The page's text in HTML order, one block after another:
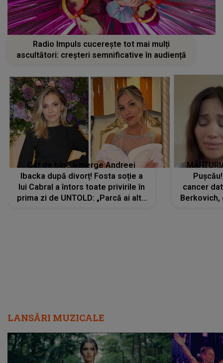
Radio Impuls cucerește tot mai mulți
ascultători: creșteri semnificative în audiență
Cât de bine îi merge Andreei
Ibacka după divorț! Fosta soție a
lui Cabral a întors toate privirile în
prima zi de UNTOLD: „Parcă ai altă
cancer
Berkovich,
LANSĂRI MUZICALE